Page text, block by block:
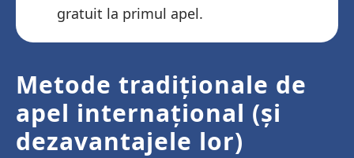
gratuit la primul apel.
Metode tradiționale de
apel internațional (și
dezavantajele lor)